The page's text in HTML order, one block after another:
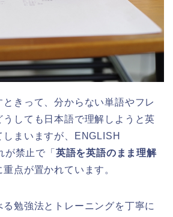
きって、分からない単語やフレ
うしても日本語で理解しようと英
まいますが、ENGLISH
禁止で「 英語を英語のまま理解
重点が置かれています。
勉強法とトレーニングを丁寧に